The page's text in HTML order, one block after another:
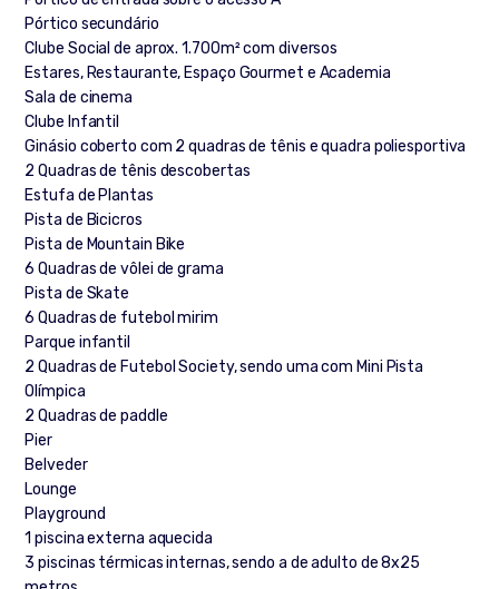
Pórtico secundário
Clube Social de aprox. 1.700m² com diversos
Estares, Restaurante, Espaço Gourmet e Academia
Sala de cinema
Clube Infantil
Ginásio coberto com 2 quadras de tênis e quadra poliesportiva
2 Quadras de tênis descobertas
Estufa de Plantas
Pista de Bicicros
Pista de Mountain Bike
6 Quadras de vôlei de grama
Pista de Skate
6 Quadras de futebol mirim
Parque infantil
2 Quadras de Futebol Society, sendo uma com Mini Pista
Olímpica
2 Quadras de paddle
Pier
Belveder
Lounge
Playground
1 piscina externa aquecida
3 piscinas térmicas internas, sendo a de adulto de 8x25